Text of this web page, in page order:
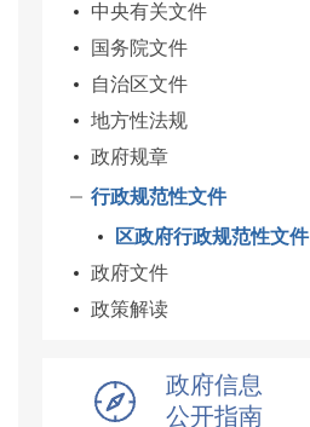
中央有关文件
国务院文件
自治区文件
地方性法规
政府规章
行政规范性文件
区政府行政规范性文件
政府文件
政策解读
政府信息
公开指南